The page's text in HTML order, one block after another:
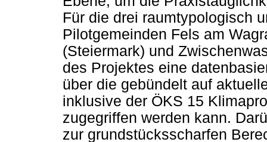
Für die drei raumtypologisch
Pilotgemeinden Fels am
(Steiermark) und
des Projektes eine
über die gebündelt auf
inklusive der ÖKS 15
zugegriffen werden kann.
zur grundstücksscharfen